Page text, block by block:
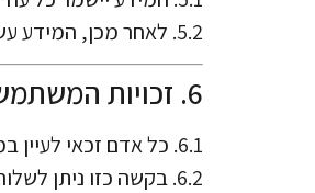
5.2. לאחר מכן, המידע עשוי להימחק או להישמר באופן אנונימי לצורכי תיעוד בלבד.
6. זכויות המשתמשת
6.1. כל אדם זכאי לעיין במידע שנאסף עליו ולבקש את תיקונו או מחיקתו, בהתאם לחוק הגנת הפרטיות.
6.2. בקשה כזו ניתן לשלוח לכתובת הדוא"ל: